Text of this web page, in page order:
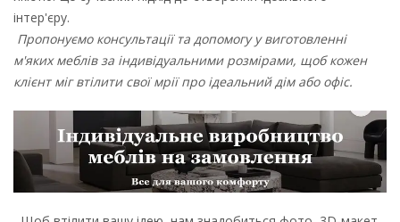
інтер'єру.
Пропонуємо консультації та допомогу у виготовленні
м'яких меблів за індивідуальними розмірами, щоб кожен
клієнт міг втілити свої мрії про ідеальний дім або офіс.